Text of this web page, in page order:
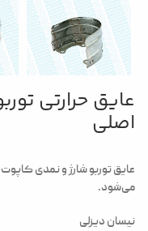
اصلی
عایق توربو شارژ و نمدی کاپوت
می‌شود.
نیسان دیزلی